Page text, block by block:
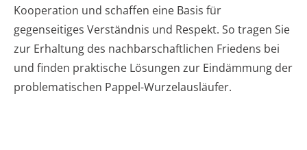
Kooperation und schaffen eine Basis für
gegenseitiges Verständnis und Respekt. So tragen Sie
zur Erhaltung des nachbarschaftlichen Friedens bei
und finden praktische Lösungen zur Eindämmung der
problematischen Pappel-Wurzelausläufer.